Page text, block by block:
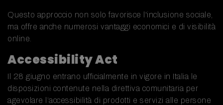
Questo approccio non solo favorisce l'inclusione sociale,
ma offre anche numerosi vantaggi economici e di visibilità
online.
Accessibility Act
Il 28 giugno entrano ufficialmente in vigore in Italia le
disposizioni contenute nella direttiva comunitaria per
agevolare l’accessibilità di prodotti e servizi alle persone